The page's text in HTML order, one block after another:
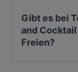
Gibt es bei
and
Freien?